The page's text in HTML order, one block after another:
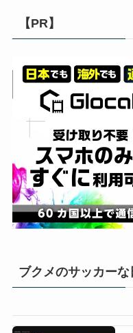
【PR】
ブクメのサッカー